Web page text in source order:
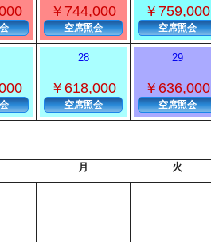
￥744,000
空席照会
￥759,000
空席照会
28
￥618,000
空席照会
29
￥636,000
空席照会
月 火